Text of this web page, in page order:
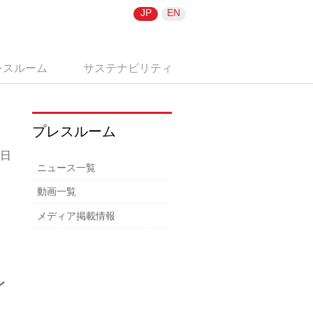
スルーム サステナビリティ
JP EN
プレスルーム
ニュース一覧
動画一覧
メディア掲載情報